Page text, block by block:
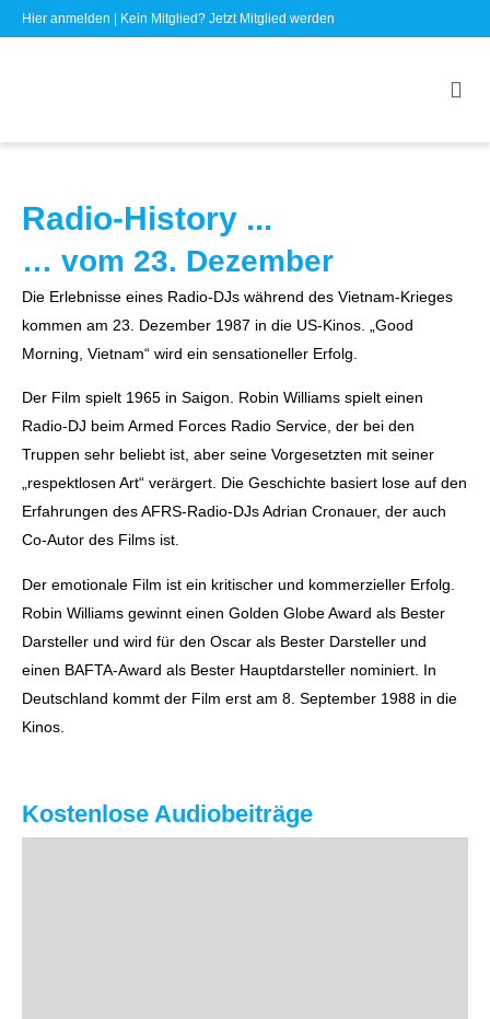
Hier anmelden | Kein Mitglied? Jetzt Mitglied werden
Radio-History ...
… vom 23. Dezember
Die Erlebnisse eines Radio-DJs während des Vietnam-Krieges
kommen am 23. Dezember 1987 in die US-Kinos. „Good
Morning, Vietnam“ wird ein sensationeller Erfolg.
Der Film spielt 1965 in Saigon. Robin Williams spielt einen
Radio-DJ beim Armed Forces Radio Service, der bei den
Truppen sehr beliebt ist, aber seine Vorgesetzten mit seiner
„respektlosen Art“ verärgert. Die Geschichte basiert lose auf den
Erfahrungen des AFRS-Radio-DJs Adrian Cronauer, der auch
Co-Autor des Films ist.
Der emotionale Film ist ein kritischer und kommerzieller Erfolg.
Robin Williams gewinnt einen Golden Globe Award als Bester
Darsteller und wird für den Oscar als Bester Darsteller und
einen BAFTA-Award als Bester Hauptdarsteller nominiert. In
Deutschland kommt der Film erst am 8. September 1988 in die
Kinos.
Kostenlose Audiobeiträge